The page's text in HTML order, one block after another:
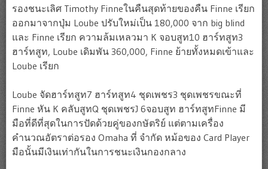
รองชนะเลิศ Timothy Finneในคืนสุดท้ายของคืน Finne เรียก
ออกมาจากปุ่ม Loube ปรับใหม่เป็น 180,000 จาก big blind
และ Finne เรียก ความล้มเหลวมา K จอบสูท10 ฮาร์ทสูท3
ฮาร์ทสูท, Loube เดิมพัน 360,000, Finne ย้ายทั้งหมดเข้าและ
Loube เรียก
Loube จัดฮาร์ทสูท7 ฮาร์ทสูท4 ชุดเพชร3 ชุดเพชรขณะที่
Finne หัน K คลับสูทQ ชุดเพชรJ 6จอบสูท ฮาร์ทสูทFinne มี
มือที่ดีที่สุดในการปัดด้วยคู่ของกษัตริย์ แต่ตามเครื่อง
คำนวณอัตราต่อรอง Omaha ที่ จำกัด หม้อของ Card Player
มือนั้นมีเงินเท่ากันในการชนะเงินกองกลาง